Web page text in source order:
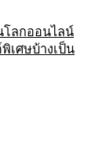
โลกออนไลน์
เศษบ้างเป็น